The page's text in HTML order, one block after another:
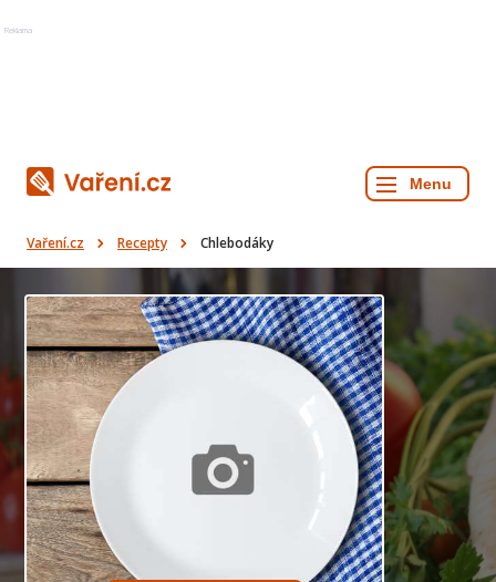
Reklama
Vaření.cz Recepty Chlebodáky